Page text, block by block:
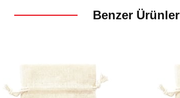
Benzer Ürünler